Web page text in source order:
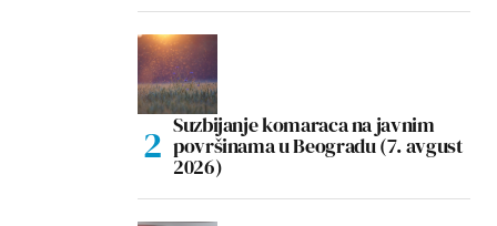
Suzbijanje komaraca na javnim
površinama u Beogradu (7. avgust
2026)